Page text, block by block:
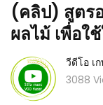
าท
(คลิป)
(คลิป) สูตร
ผลไม้ เพื่อใ
วีดีโอ เ
3088